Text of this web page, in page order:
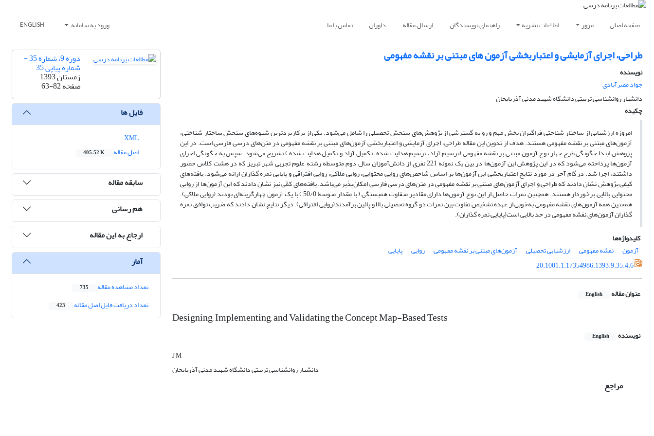
صفحه اصلی مرور اطلاعات نشریه راهنمای نویسندگان ارسال مقاله داوران تماس با ما ورود به سامانه ENGLISH
طراحی، اجرای آزمایشی و اعتباربخشی آزمون های مبتنی بر نقشه مفهومی
نویسنده
جواد مصرآبادی
دانشیار روانشناسی تربیتی دانشگاه شهید مدنی آذربایجان
چکیده
امروزه ارزشیابی از ساختار شناختی فراگیران بخش مهم و رو به گسترشی از پژوهش‌های سنجش تحصیلی را شامل می‌شود. یکی از پرکاربردترین شیوه‌های سنجش ساختار شناختی،
آزمون‌های مبتنی بر نقشه مفهومی هستند. هدف از تدوین این مقاله طراحی، اجرای آزمایشی و اعتباربخشی آزمون‌های مبتنی بر نقشه مفهومی در متن‌های درسی فارسی است. در این
پژوهش ابتدا چگونگی طرح چهار نوع آزمون مبتنی بر نقشه مفهومی (ترسیم آزاد، ترسیم هدایت شده، تکمیل آزاد و تکمیل هدایت شده ) تشریح می‌شود. سپس به چگونگی اجرای
آزمون‌ها پرداخته می‌شود که در این پژوهش این آزمون‌ها در بین یک نمونه 221 نفری از دانش‌آموزان سال دوم متوسطه رشته علوم تجربی شهر تبریز که در هشت کلاس حضور
داشتند، اجرا شد. در گام آخر در مورد نتایج اعتباربخشی این آزمون‌ها بر اساس شاخص‌های روایی محتوایی، روایی ملاکی، روایی افتراقی و پایایی نمره گذاران ارائه می‌شود. یافته‌های
کیفی پژوهش نشان دادند که طراحی و اجرای آزمون‌های مبتنی بر نقشه مفهومی در متن‌های درسی فارسی امکان‌پذیر می‌باشد. یافته‌های کمّی نیز نشان دادند که این آزمون‌ها از روایی
محتوایی بالایی برخوردار هستند. همچنین نمرات حاصل از این نوع آزمون‌ها دارای مقادیر متفاوت همبستگی ( با مقدار متوسط 50/0 ) با یک آزمون چهارگزینه‌ای بودند (روایی ملاکی).
همچنین همه آزمون‌های نقشه مفهومی به‌خوبی از عهده تشخیص تفاوت بین نمرات دو گروه تحصیلی بالا و پائین برآمدند(روایی افتراقی). دیگر نتایج نشان دادند که ضریب توافق نمره
گذاران آزمون‌های نقشه مفهومی در حد بالایی است(پایایی نمره گذاران).
کلیدواژه‌ها
آزمون
نقشه مفهومی ارزشیابی تحصیلی آزمون‌های مبتنی بر نقشه مفهومی روایی
پایایی
20.1001.1.17354986.1393.9.35.4.6
عنوان مقاله English
Designing, Implementing, and Validating the Concept Map-Based Tests
نویسنده English
J M
دانشیار روانشناسی تربیتی دانشگاه شهید مدنی آذربایجان
مراجع
دوره 9، شماره 35 -
شماره پیاپی 35
زمستان 1393
صفحه63-82
فایل ها
اصل مقاله
405.52 K
سابقه مقاله
هم رسانی
ارجاع به این مقاله
آمار
تعداد مشاهده مقاله 735
تعداد دریافت فایل اصل مقاله 423